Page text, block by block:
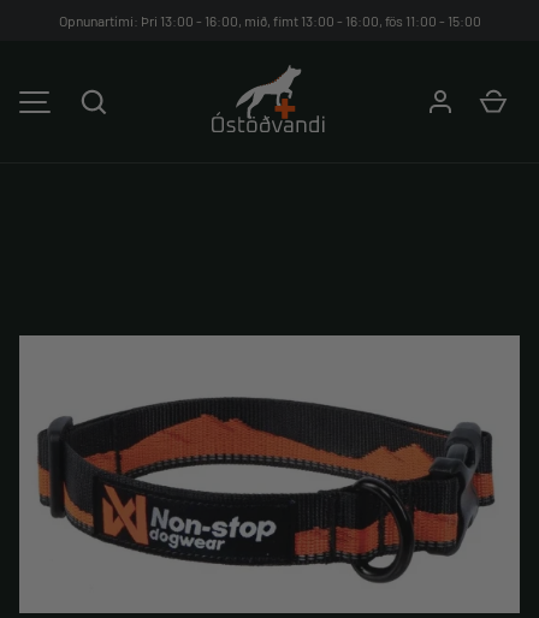
Opnunartími: Þri 13:00 - 16:00, mið, fimt 13:00 - 16:00, fös 11:00 - 15:00